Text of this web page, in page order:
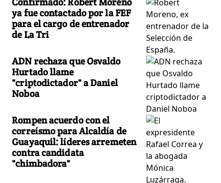
ya fue contactado por la FEF
para el cargo de entrenador
de La Tri
ADN rechaza que Osvaldo
Hurtado llame
"criptodictador" a Daniel
Noboa
Rompen acuerdo con el
correísmo para Alcaldía de
Guayaquil: líderes arremeten
contra candidata
"chimbadora"